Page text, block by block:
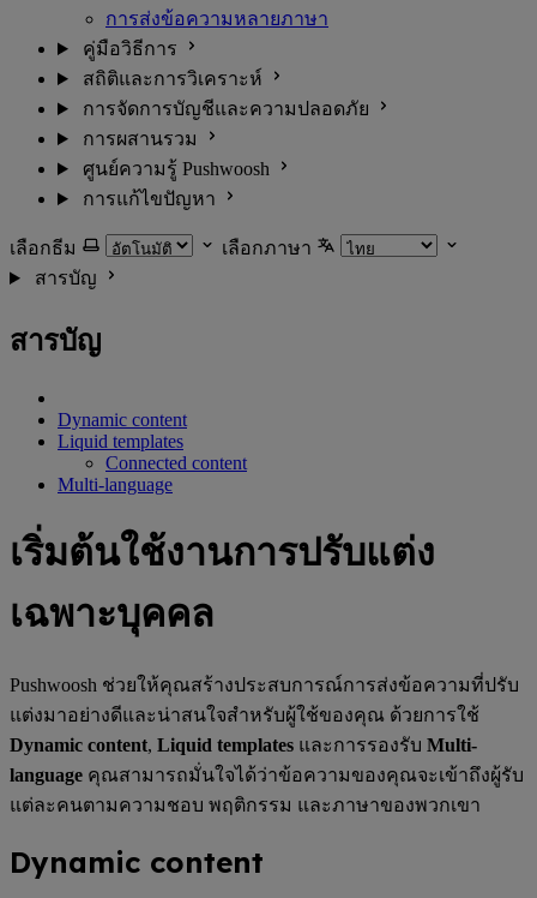
การส่งข้อความหลายภาษา
คู่มือวิธีการ
สถิติและการวิเคราะห์
การจัดการบัญชีและความปลอดภัย
การผสานรวม
ศูนย์ความรู้ Pushwoosh
การแก้ไขปัญหา
เลือกธีม
เลือกภาษา
สารบัญ
สารบัญ
Dynamic content
Liquid templates
Connected content
Multi-language
เริ่มต้นใช้งานการปรับแต่ง
เฉพาะบุคคล
Pushwoosh ช่วยให้คุณสร้างประสบการณ์การส่งข้อความที่ปรับ
แต่งมาอย่างดีและน่าสนใจสำหรับผู้ใช้ของคุณ ด้วยการใช้
Dynamic content, Liquid templates และการรองรับ Multi-
language คุณสามารถมั่นใจได้ว่าข้อความของคุณจะเข้าถึงผู้รับ
แต่ละคนตามความชอบ พฤติกรรม และภาษาของพวกเขา
Dynamic content